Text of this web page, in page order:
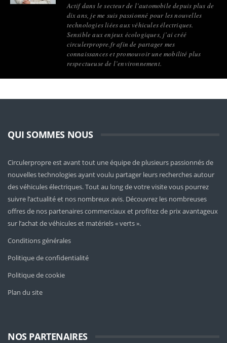
Actif dans le secteur de l’automobile depuis plus de
dix ans, je me suis passionné pour les nouvelles
technologies liées aux véhicules électriques.
Sensible aux enjeux écologiques, j’ai créé
circulerpropre.fr afin de partager mes
connaissances et promouvoir une mobilité plus
respectueuse de l’environnement.
QUI SOMMES NOUS
Circulerpropre est avant tout une équipe de plusieurs passionnés de
nouvelles technologies ayant voulu partager leurs recherches autour
des véhicules électriques. Tout au long de votre visite vous pourrez
suivre l’actualité et nos nombreux avis. Découvrez les nombreuses
offres de nos partenaires commerciaux et profitez de prix avantageux
sur l’achat de véhicules et matériels « verts ».
Conditions générales
Politique de confidentialité
Politique de cookie
Plan du site
NOS PARTENAIRES